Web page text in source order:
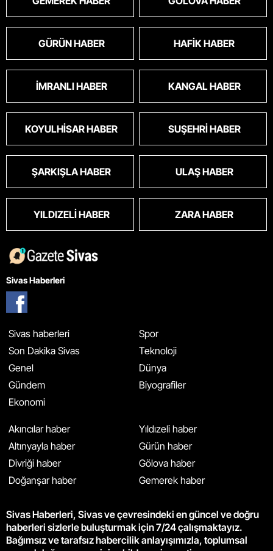
GÜRÜN HABER HAFIK HABER
İMRANLI HABER KANGAL HABER
KOYULHISAR HABER SUŞEHRI HABER
ŞARKIŞLA HABER ULAŞ HABER
YILDIZELI HABER ZARA HABER
Sivas Haberleri
Sivas haberleri
Son Dakika Sivas
Genel
Gündem
Ekonomi
Spor
Teknoloji
Dünya
Biyografiler
Akıncılar haber
Altınyayla haber
Divriği haber
Doğanşar haber
Yıldızeli haber
Gürün haber
Gölova haber
Gemerek haber
Sivas Haberleri, Sivas ve çevresindeki en güncel ve doğru
haberleri sizlerle buluşturmak için 7/24 çalışmaktayız.
Bağımsız ve tarafsız habercilik anlayışımızla, toplumsal